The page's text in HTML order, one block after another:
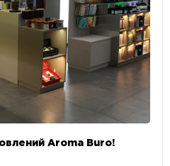
Aroma Buro! ⠀